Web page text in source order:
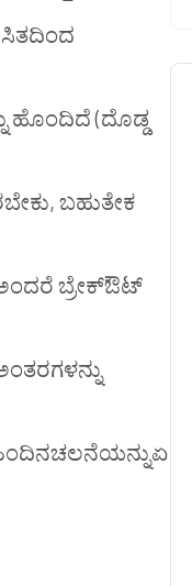
ಹೊಂದಿದೆ (ದೊಡ್ಡ
ಬಹುತೇಕ
ಬ್ರೇಕ್ಔಟ್